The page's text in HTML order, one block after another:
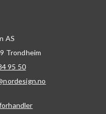
AS
Trondheim
95 50